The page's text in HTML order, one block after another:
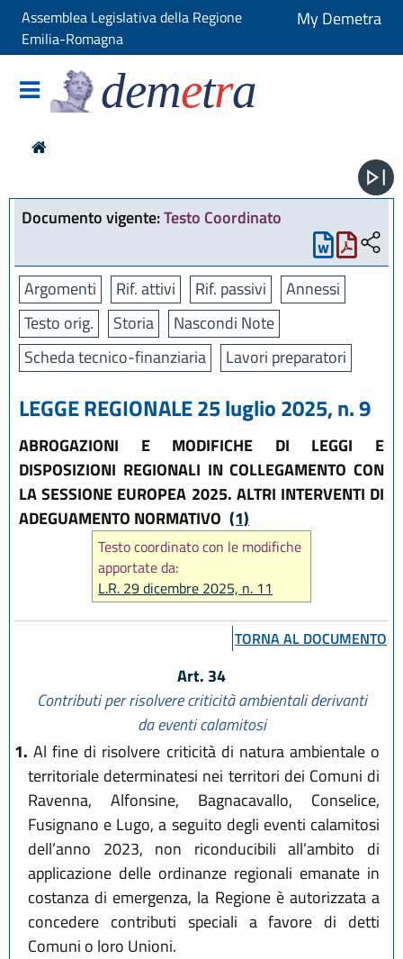
Assemblea Legislativa della Regione
Emilia-Romagna
My Demetra
demetra
Documento vigente:Testo Coordinato
Argomenti Rif. attivi Rif. passivi
Annessi
Testo orig.
Storia
Nascondi Note
Scheda tecnico-finanziaria
Lavori preparatori
LEGGE REGIONALE 25 luglio 2025, n. 9
ABROGAZIONI E MODIFICHE DI LEGGI E
DISPOSIZIONI REGIONALI IN COLLEGAMENTO CON
LA SESSIONE EUROPEA 2025. ALTRI INTERVENTI DI
ADEGUAMENTO NORMATIVO (1)
Testo coordinato con le modifiche
apportate da:
L.R. 29 dicembre 2025, n. 11
TORNA AL DOCUMENTO
Art. 34
Contributi per risolvere criticità ambientali derivanti
da eventi calamitosi
1. Al fine di risolvere criticità di natura ambientale o
territoriale determinatesi nei territori dei Comuni di
Ravenna, Alfonsine, Bagnacavallo, Conselice,
Fusignano e Lugo, a seguito degli eventi calamitosi
dell’anno 2023, non riconducibili all’ambito di
applicazione delle ordinanze regionali emanate in
costanza di emergenza, la Regione è autorizzata a
concedere contributi speciali a favore di detti
Comuni o loro Unioni.